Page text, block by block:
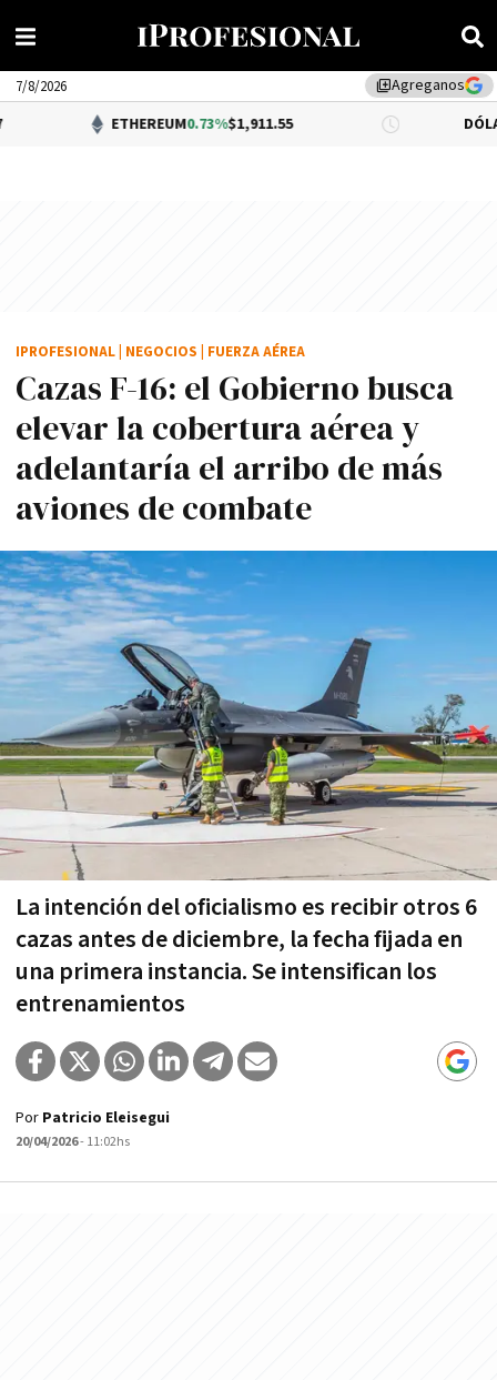
library_addAgreganos
7/8/2026
ETHEREUM0.73%$1,911.55 DÓLAR BNA 0.34%
Cazas F-16: el Gobierno busca
elevar la cobertura aérea y
adelantaría el arribo de más
aviones de combate
La intención del oficialismo es recibir otros 6
cazas antes de diciembre, la fecha fijada en
una primera instancia. Se intensifican los
entrenamientos
IPROFESIONAL NEGOCIOS FUERZA AÉREA
Por Patricio Eleisegui
20/04/2026- 11:02hs